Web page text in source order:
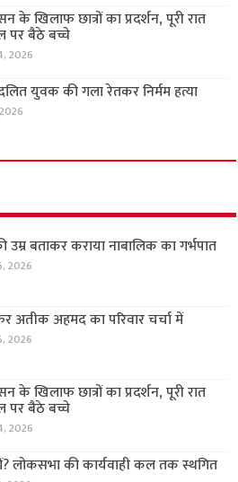
के खिलाफ छात्रों का प्रदर्शन, पूरी रात
पर बैठे बच्चे
2026
युवक की गला रेतकर निर्मम हत्या
बताकर कराया नाबालिक का गर्भपात
2026
अतीक अहमद का परिवार चर्चा में
2026
के खिलाफ छात्रों का प्रदर्शन, पूरी रात
पर बैठे बच्चे
2026
लोकसभा की कार्यवाही कल तक स्थगित